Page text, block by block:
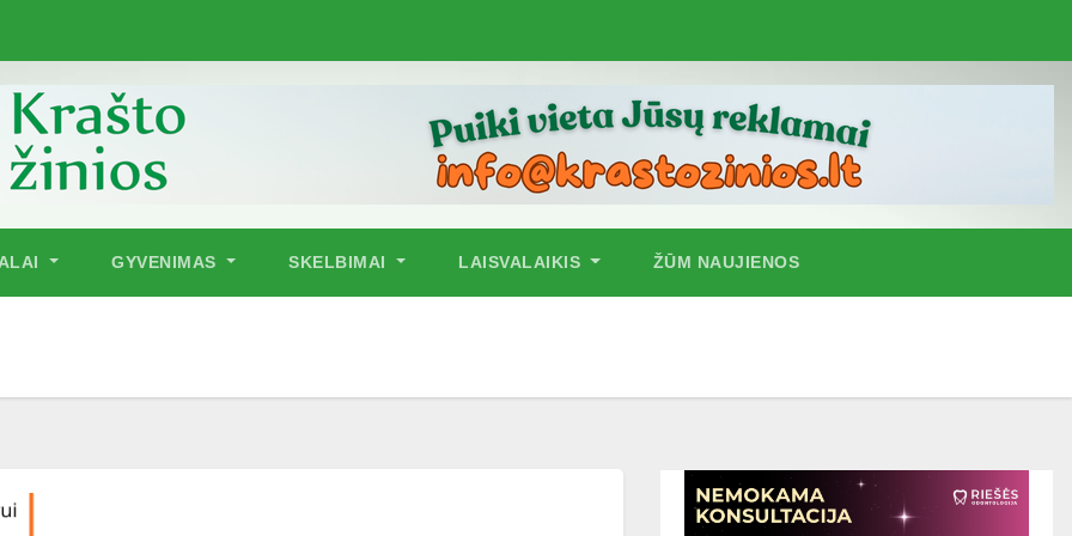
GYVENIMAS SKELBIMAI LAISVALAIKIS ŽŪM NAUJIENOS